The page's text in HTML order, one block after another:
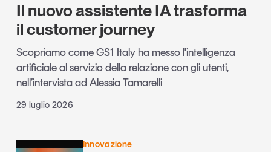
Il nuovo assistente IA trasforma
il customer journey
Scopriamo come GS1 Italy ha messo l'intelligenza
artificiale al servizio della relazione con gli utenti,
nell’intervista ad Alessia Tamarelli
29 luglio 2026
Innovazione